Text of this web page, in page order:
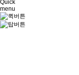
Quick
menu